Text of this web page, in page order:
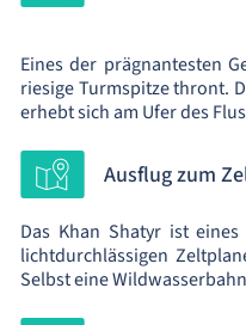
Eines der prägnantesten
riesige Turmspitze thront.
erhebt sich am Ufer des
Ausflug zum
Das Khan Shatyr ist
lichtdurchlässigen
Selbst eine